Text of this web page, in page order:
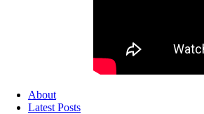
About
Latest Posts